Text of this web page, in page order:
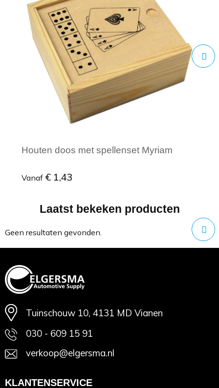
Houten doos met spellenset Myriam
Vanaf € 1,43
Minimale afname: 1
Laatst bekeken producten
Geen resultaten gevonden.
Tuinschouw 10, 4131 MD Vianen
030 - 609 15 91
verkoop@elgersma.nl
KLANTENSERVICE